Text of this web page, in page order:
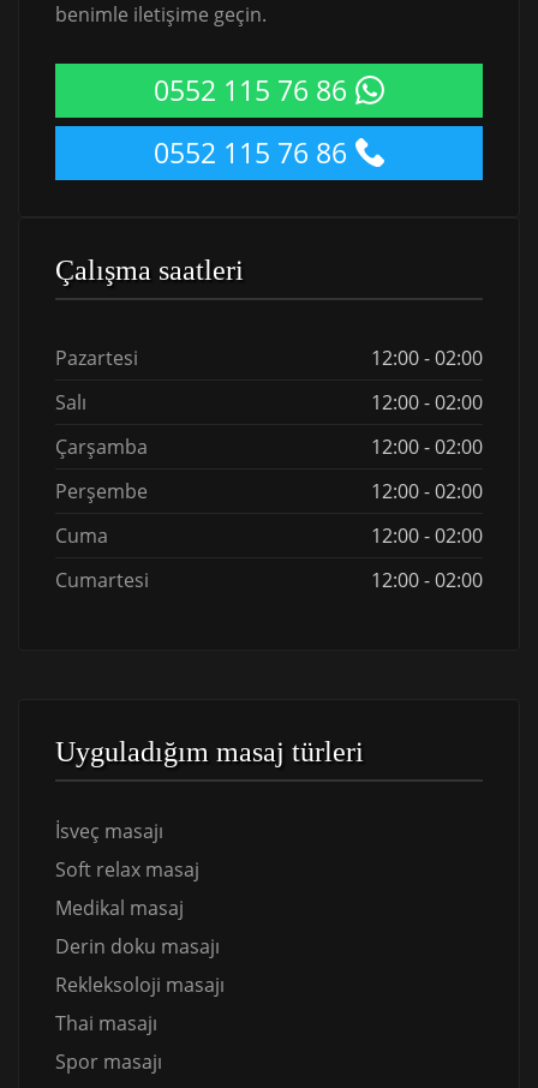
benimle iletişime geçin.
0552 115 76 86
0552 115 76 86
Çalışma saatleri
Pazartesi
12:00 - 02:00
Salı
12:00 - 02:00
Çarşamba
12:00 - 02:00
Perşembe
12:00 - 02:00
Cuma
12:00 - 02:00
Cumartesi
12:00 - 02:00
Uyguladığım masaj türleri
İsveç masajı
Soft relax masaj
Medikal masaj
Derin doku masajı
Rekleksoloji masajı
Thai masajı
Spor masajı